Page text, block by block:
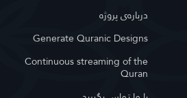
درباره‌ى پروژه
Generate Quranic Designs
Continuous streaming of the
Quran